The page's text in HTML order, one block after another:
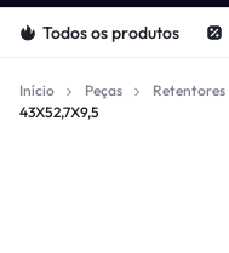
Todos os produtos
Início Peças Retentores
43X52,7X9,5